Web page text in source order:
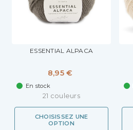
ESSENTIAL ALPACA
8,95 €
En stock
21 couleurs
CHOISISSEZ UNE
OPTION